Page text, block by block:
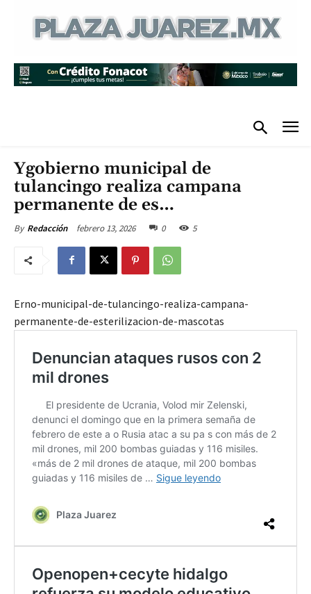
Ygobierno municipal de
tulancingo realiza campana
permanente de es…
By Redacción febrero 13, 2026 0 5
Erno-municipal-de-tulancingo-realiza-campana-
permanente-de-esterilizacion-de-mascotas